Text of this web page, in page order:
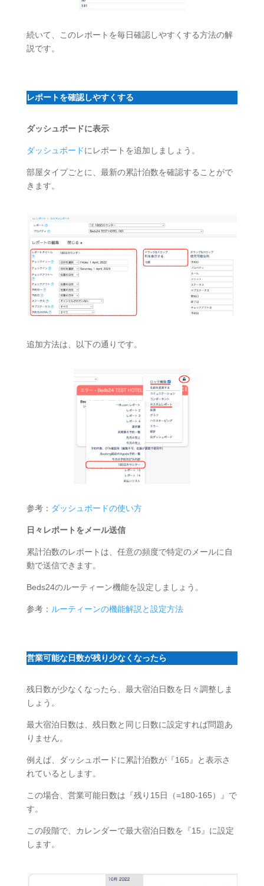
続いて、このレポートを毎日確認しやすくする方法の解
説です。
レポートを確認しやすくする
ダッシュボードに表示
ダッシュボードにレポートを追加しましょう。
部屋タイプごとに、最新の累計泊数を確認することがで
きます。
追加方法は、以下の通りです。
参考： ダッシュボードの使い方
日々レポートをメール送信
累計泊数のレポートは、任意の頻度で特定のメールに自
動で送信できます。
Beds24のルーティーン機能を設定しましょう。
参考： ルーティーンの機能解説と設定方法
営業可能な日数が残り少なくなったら
残日数が少なくなったら、最大宿泊日数を日々調整しま
しょう。
最大宿泊日数は、残日数と同じ日数に設定すれば問題あ
りません。
例えば、ダッシュボードに累計泊数が『165』と表示さ
れているとします。
この場合、営業可能日数は『残り15日（=180-165）』で
す。
この段階で、カレンダーで最大宿泊日数を『15』に設定
します。